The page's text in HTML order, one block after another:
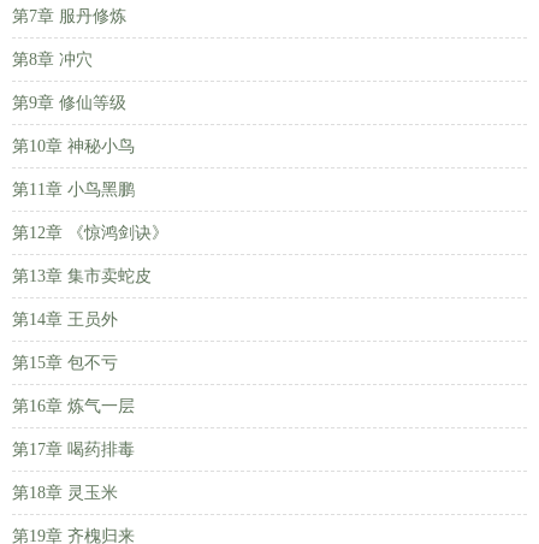
第7章 服丹修炼
第8章 冲穴
第9章 修仙等级
第10章 神秘小鸟
第11章 小鸟黑鹏
第12章 《惊鸿剑诀》
第13章 集市卖蛇皮
第14章 王员外
第15章 包不亏
第16章 炼气一层
第17章 喝药排毒
第18章 灵玉米
第19章 齐槐归来